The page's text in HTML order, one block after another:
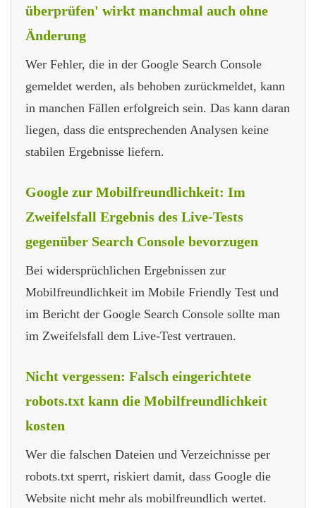
überprüfen' wirkt manchmal auch ohne
Änderung
Wer Fehler, die in der Google Search Console
gemeldet werden, als behoben zurückmeldet, kann
in manchen Fällen erfolgreich sein. Das kann daran
liegen, dass die entsprechenden Analysen keine
stabilen Ergebnisse liefern.
Google zur Mobilfreundlichkeit: Im
Zweifelsfall Ergebnis des Live-Tests
gegenüber Search Console bevorzugen
Bei widersprüchlichen Ergebnissen zur
Mobilfreundlichkeit im Mobile Friendly Test und
im Bericht der Google Search Console sollte man
im Zweifelsfall dem Live-Test vertrauen.
Nicht vergessen: Falsch eingerichtete
robots.txt kann die Mobilfreundlichkeit
kosten
Wer die falschen Dateien und Verzeichnisse per
robots.txt sperrt, riskiert damit, dass Google die
Website nicht mehr als mobilfreundlich wertet.